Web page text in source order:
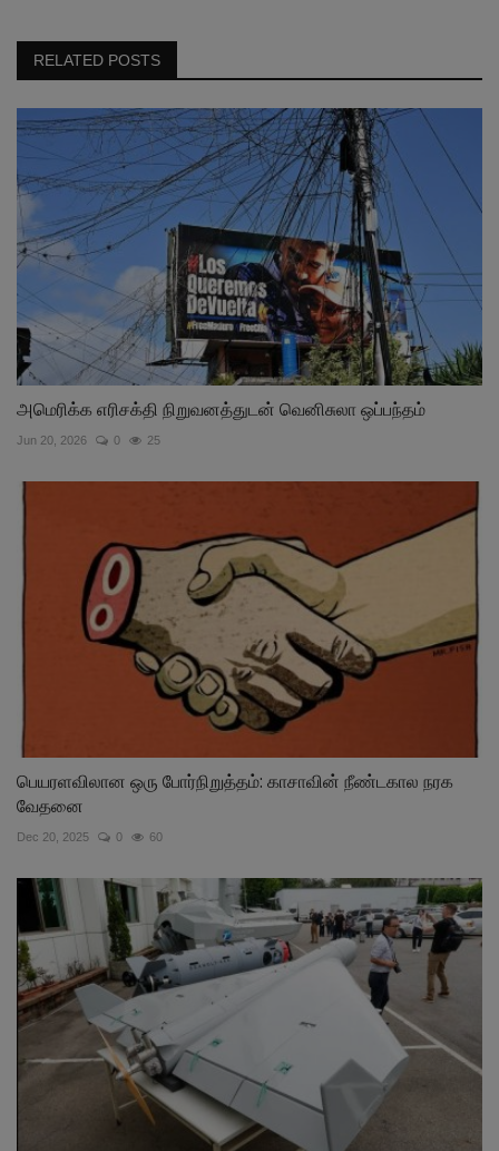
RELATED POSTS
அமெரிக்க எரிசக்தி நிறுவனத்துடன் வெனிசுலா ஒப்பந்தம்
Jun 20, 2026 0 25
பெயரளவிலான ஒரு போர்நிறுத்தம்: காசாவின் நீண்டகால நரக
வேதனை
Dec 20, 2025 0 60